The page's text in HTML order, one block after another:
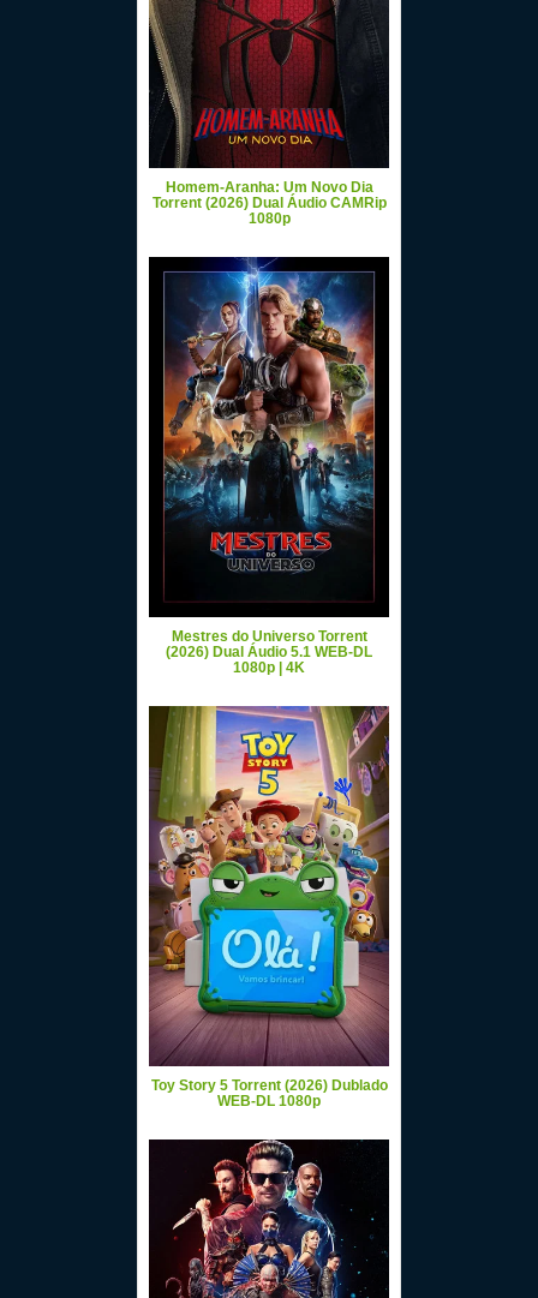
Homem-Aranha: Um Novo Dia
Torrent (2026) Dual Áudio CAMRip
1080p
Mestres do Universo Torrent
(2026) Dual Áudio 5.1 WEB-DL
1080p | 4K
Toy Story 5 Torrent (2026) Dublado
WEB-DL 1080p